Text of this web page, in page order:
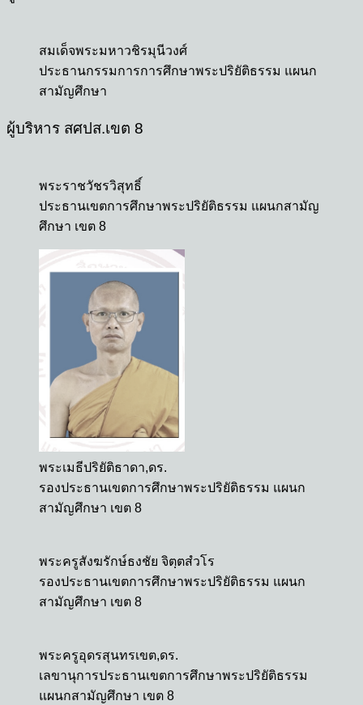
สมเด็จพระมหาวชิรมุนีวงศ์
ประธานกรรมการการศึกษาพระปริยัติธรรม แผนก
สามัญศึกษา
ผู้บริหาร สศปส.เขต 8
พระราชวัชรวิสุทธิ์
ประธานเขตการศึกษาพระปริยัติธรรม แผนกสามัญ
ศึกษา เขต 8
พระเมธีปริยัติธาดา,ดร.
รองประธานเขตการศึกษาพระปริยัติธรรม แผนก
สามัญศึกษา เขต 8
พระครูสังฆรักษ์ธงชัย จิตฺตสํวโร
รองประธานเขตการศึกษาพระปริยัติธรรม แผนก
สามัญศึกษา เขต 8
พระครูอุดรสุนทรเขต,ดร.
เลขานุการประธานเขตการศึกษาพระปริยัติธรรม
แผนกสามัญศึกษา เขต 8